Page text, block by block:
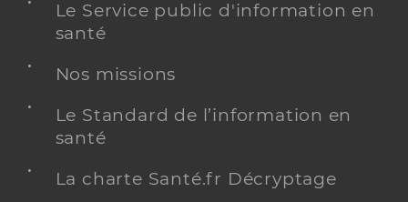
Le Service public d'information en
santé
Nos missions
Le Standard de l’information en
santé
La charte Santé.fr Décryptage